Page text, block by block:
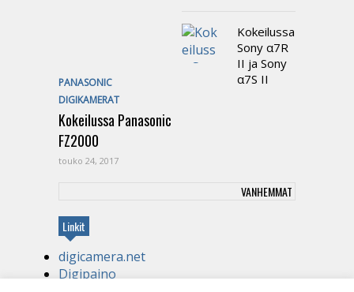
PANASONIC
DIGIKAMERAT
Kokeilussa Panasonic
FZ2000
touko 24, 2017
Kokeilussa
Sony α7R
II ja Sony
α7S II
VANHEMMAT
Linkit
digicamera.net
Digipaino